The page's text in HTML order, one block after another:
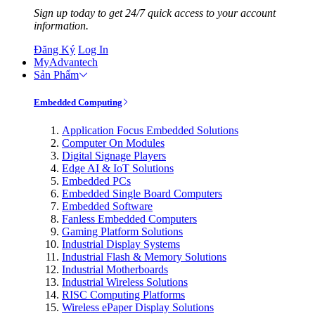
Sign up today to get 24/7 quick access to your account
information.
Đăng Ký Log In
MyAdvantech
Sản Phẩm
Embedded Computing
Application Focus Embedded Solutions
Computer On Modules
Digital Signage Players
Edge AI & IoT Solutions
Embedded PCs
Embedded Single Board Computers
Embedded Software
Fanless Embedded Computers
Gaming Platform Solutions
Industrial Display Systems
Industrial Flash & Memory Solutions
Industrial Motherboards
Industrial Wireless Solutions
RISC Computing Platforms
Wireless ePaper Display Solutions